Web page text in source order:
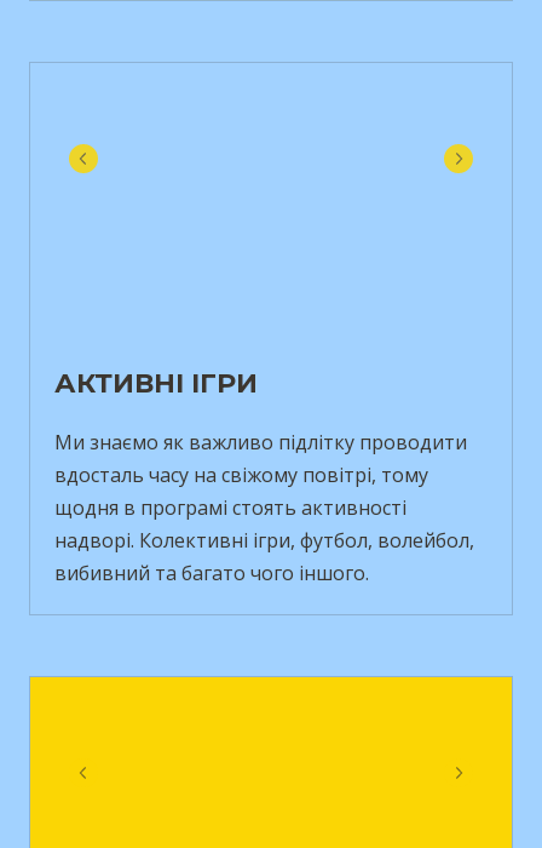
АКТИВНІ ІГРИ
Ми знаємо як важливо підлітку проводити
вдосталь часу на свіжому повітрі, тому
щодня в програмі стоять активності
надворі. Колективні ігри, футбол, волейбол,
вибивний та багато чого іншого.